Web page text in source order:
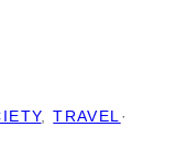
, TRAVEL·